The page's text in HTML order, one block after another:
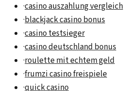
·casino auszahlung vergleich
·blackjack casino bonus
·casino testsieger
·casino deutschland bonus
·roulette mit echtem geld
·frumzi casino freispiele
·quick casino